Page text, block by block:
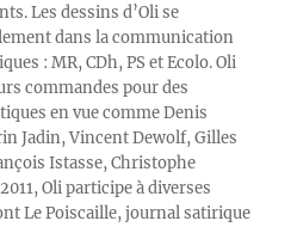
Les dessins d’Oli se
dans la communication
: MR, CDh, PS et Ecolo. Oli
commandes pour des
en vue comme Denis
Jadin, Vincent Dewolf, Gilles
Istasse, Christophe
Oli participe à diverses
Le Poiscaille, journal satirique